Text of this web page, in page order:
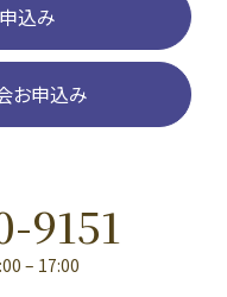
込み
お申込み
9151
– 17:00